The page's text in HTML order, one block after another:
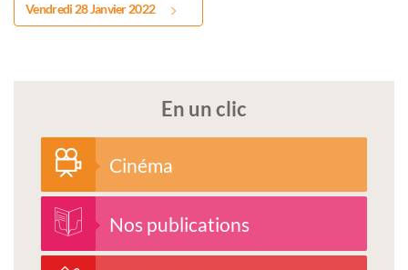
Vendredi 28 Janvier 2022
En un clic
Cinéma
Nos publications